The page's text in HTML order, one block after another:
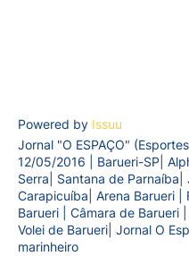
Powered by Issuu
Jornal "O ESPAÇO"
12/05/2016 | Barueri-SP|
Serra| Santana de Parnaíba|
Carapicuíba| Arena Barueri
Barueri | Câmara de Barueri
Volei de Barueri| Jornal O
marinheiro